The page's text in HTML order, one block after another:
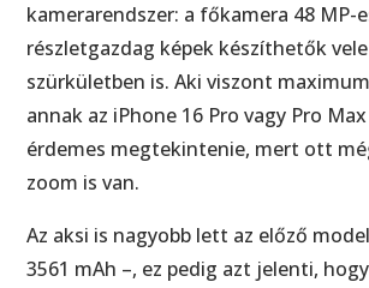
kamerarendszer: a főkamera 48 MP-
részletgazdag képek készíthetők
szürkületben is. Aki viszont
annak az iPhone 16 Pro vagy Pro
érdemes megtekintenie, mert ott
zoom is van.
Az aksi is nagyobb lett az előző
3561 mAh –, ez pedig azt jelenti,